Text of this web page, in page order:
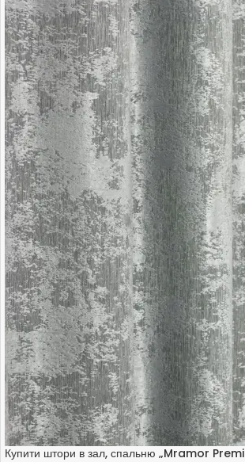
Купити штори в зал, спальню „Mramor